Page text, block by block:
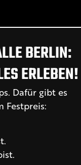
BERLIN:
ERLEBEN!
Dafür gibt es
Festpreis: